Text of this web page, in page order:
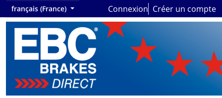
français (France) Connexion Créer un compte